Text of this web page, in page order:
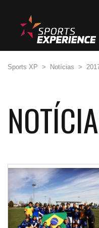
Sports XP > Notícias >